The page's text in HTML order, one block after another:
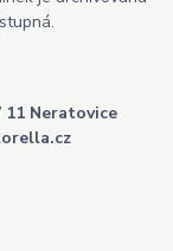
11 Neratovice